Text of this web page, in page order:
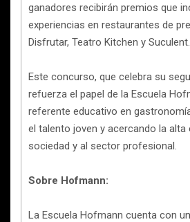
ganadores recibirán premios que
experiencias en restaurantes de
Disfrutar, Teatro Kitchen y Suculent.
Este concurso, que celebra su
refuerza el papel de la Escuela
referente educativo en
el talento joven y acercando la alta
sociedad y al sector profesional.
Sobre Hofmann:
La Escuela Hofmann cuenta con